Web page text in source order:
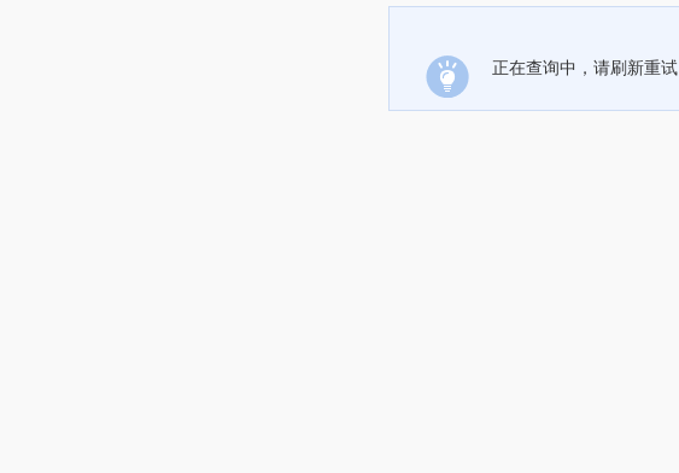
正在查询中，请刷新重试